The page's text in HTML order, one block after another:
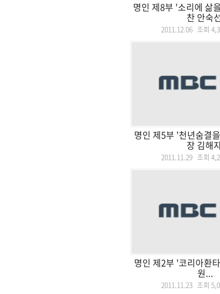
명인 제8부 '소리에 삶
찬 안숙
2011.12.06 조회
명인 제5부 '천년숨결
장 김해
2011.11.29 조회
명인 제2부 '코리아환
원...
2011.11.23 조회